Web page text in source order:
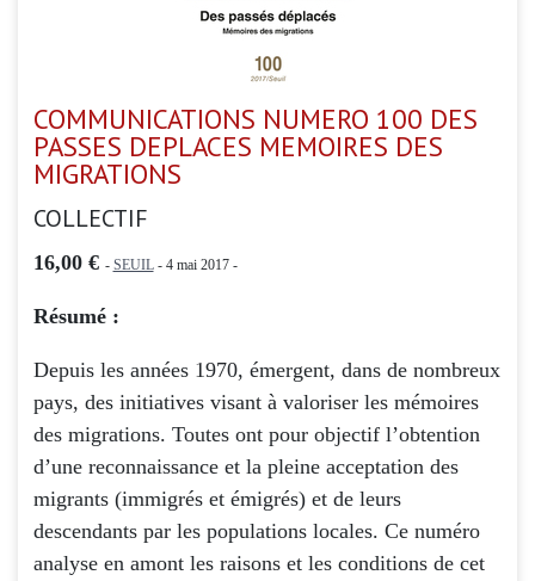
COMMUNICATIONS NUMERO 100 DES
PASSES DEPLACES MEMOIRES DES
MIGRATIONS
COLLECTIF
16,00 € - SEUIL- 4 mai 2017 -
Résumé :
Depuis les années 1970, émergent, dans de nombreux
pays, des initiatives visant à valoriser les mémoires
des migrations. Toutes ont pour objectif l’obtention
d’une reconnaissance et la pleine acceptation des
migrants (immigrés et émigrés) et de leurs
descendants par les populations locales. Ce numéro
analyse en amont les raisons et les conditions de cet